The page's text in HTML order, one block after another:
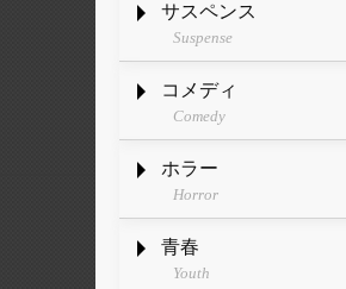
サスペンス
Suspense
コメディ
Comedy
ホラー
Horror
青春
Youth